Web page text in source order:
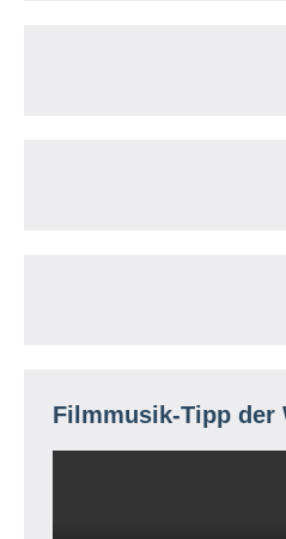
Filmmusik-Tipp der